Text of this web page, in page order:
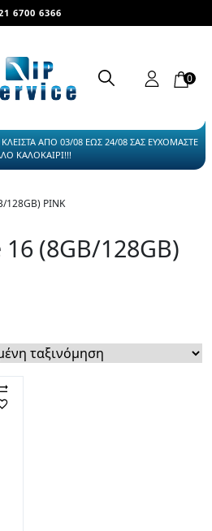
6700 6366
0
ΑΠΟ 03/08 ΕΩΣ 24/08 ΣΑΣ ΕΥΧΟΜΑΣΤΕ
ΚΑΛΟΚΑΙΡΙ!!!
128GB) PINK
(8GB/128GB)